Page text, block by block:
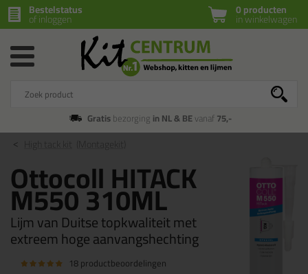
0 producten
in winkelwagen
Bestelstatus
of inloggen
Gratisbezorging in NL & BEvanaf75,-
Ottocoll HITACK
M550 310ML
Lijm van Duitse topkwaliteit met
extreem hoge aanvangshechting
18 productbeoordelingen